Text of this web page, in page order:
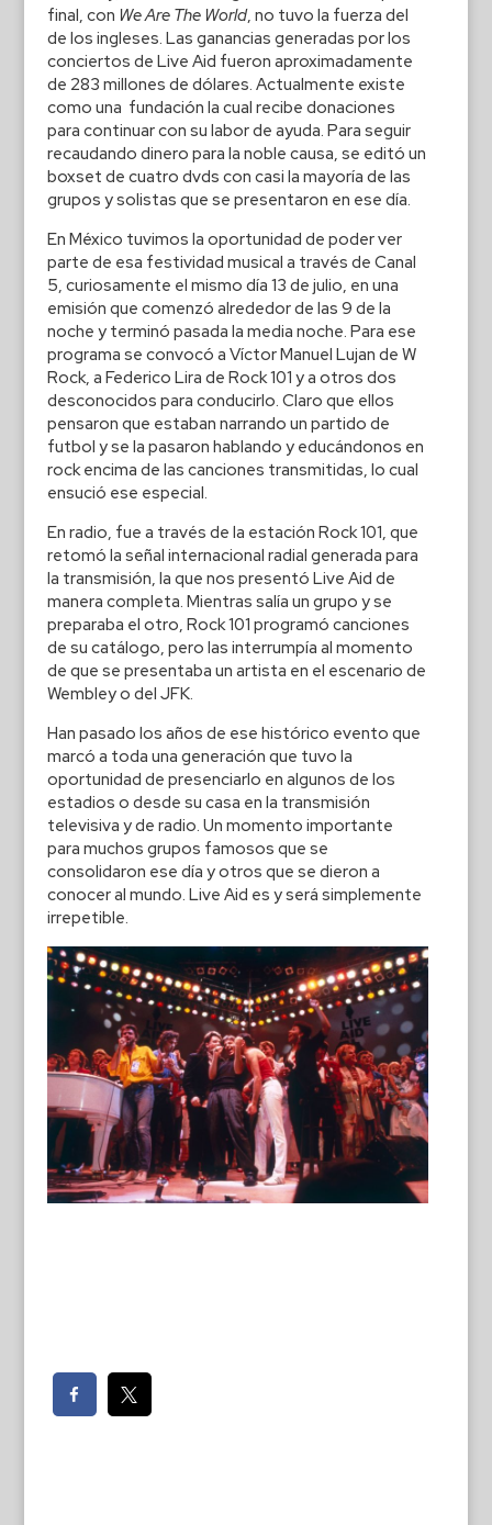
final, con We Are The World, no tuvo la fuerza del
de los ingleses. Las ganancias generadas por los
conciertos de Live Aid fueron aproximadamente
de 283 millones de dólares. Actualmente existe
como una fundación la cual recibe donaciones
para continuar con su labor de ayuda. Para seguir
recaudando dinero para la noble causa, se editó un
boxset de cuatro dvds con casi la mayoría de las
grupos y solistas que se presentaron en ese día.
En México tuvimos la oportunidad de poder ver
parte de esa festividad musical a través de Canal
5, curiosamente el mismo día 13 de julio, en una
emisión que comenzó alrededor de las 9 de la
noche y terminó pasada la media noche. Para ese
programa se convocó a Víctor Manuel Lujan de W
Rock, a Federico Lira de Rock 101 y a otros dos
desconocidos para conducirlo. Claro que ellos
pensaron que estaban narrando un partido de
futbol y se la pasaron hablando y educándonos en
rock encima de las canciones transmitidas, lo cual
ensució ese especial.
En radio, fue a través de la estación Rock 101, que
retomó la señal internacional radial generada para
la transmisión, la que nos presentó Live Aid de
manera completa. Mientras salía un grupo y se
preparaba el otro, Rock 101 programó canciones
de su catálogo, pero las interrumpía al momento
de que se presentaba un artista en el escenario de
Wembley o del JFK.
Han pasado los años de ese histórico evento que
marcó a toda una generación que tuvo la
oportunidad de presenciarlo en algunos de los
estadios o desde su casa en la transmisión
televisiva y de radio. Un momento importante
para muchos grupos famosos que se
consolidaron ese día y otros que se dieron a
conocer al mundo. Live Aid es y será simplemente
irrepetible.